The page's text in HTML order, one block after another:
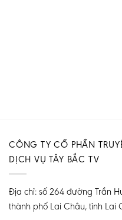
CÔNG TY CỔ PHẦN
DỊCH VỤ TÂY BẮC TV
Địa chỉ: số 264 đường Trần
thành phố Lai Châu, tỉnh Lai